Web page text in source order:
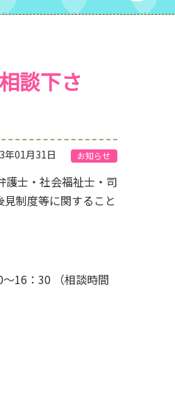
談下さ
年01月31日 お知らせ
護士・社会福祉士・司
制度等に関すること
16：30 （相談時間